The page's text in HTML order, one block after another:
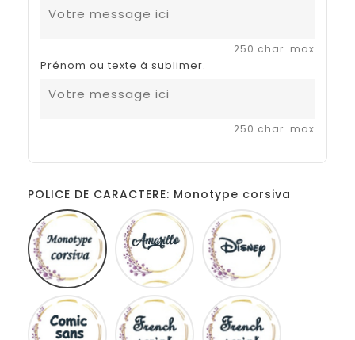
250 char. max
Prénom ou texte à sublimer.
250 char. max
POLICE DE CARACTERE: Monotype corsiva
Monotype
corsiva
Amarillo
Comic
sans
ms
French
script